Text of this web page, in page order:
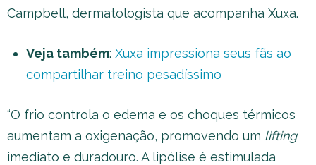
Campbell, dermatologista que acompanha Xuxa.
Veja também: Xuxa impressiona seus fãs ao
compartilhar treino pesadíssimo
“O frio controla o edema e os choques térmicos
aumentam a oxigenação, promovendo um lifting
imediato e duradouro. A lipólise é estimulada